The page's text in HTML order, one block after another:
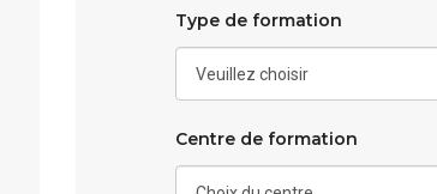
Type de formation
Centre de formation